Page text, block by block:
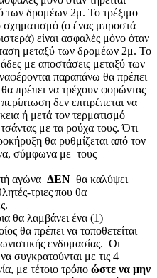
των δρομέων 2μ. Το τρέξιμο
(ο ένας μπροστά
είναι ασφαλές μόνο όταν
μεταξύ των δρομέων 2μ. Το
με αποστάσεις μεταξύ των
παραπάνω θα πρέπει
πρέπει να τρέχουν φορώντας
δεν επιτρέπεται να
ή μετά τον τερματισμό
με τα ρούχα τους. Ότι
θα ρυθμίζεται από τον
σύμφωνα με τους
αγώνα ΔΕΝ θα καλύψει
τριες που θα
θα λαμβάνει ένα (1)
θα πρέπει να τοποθετείται
ενδυμασίας. Οι
συγκρατούνται με τις 4
με τέτοιο τρόπο ώστε να μην